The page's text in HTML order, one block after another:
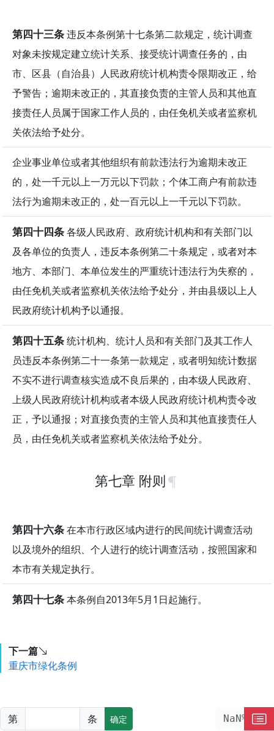
第四十三条违反本条例第十七条第二款规定，统计调查
对象未按规定建立统计关系、接受统计调查任务的，由
市、区县（自治县）人民政府统计机构责令限期改正，给
予警告；逾期未改正的，其直接负责的主管人员和其他直
接责任人员属于国家工作人员的，由任免机关或者监察机
关依法给予处分。
企业事业单位或者其他组织有前款违法行为逾期未改正
的，处一千元以上一万元以下罚款；个体工商户有前款违
法行为逾期未改正的，处一百元以上一千元以下罚款。
第四十四条各级人民政府、政府统计机构和有关部门以
及各单位的负责人，违反本条例第二十条规定，或者对本
地方、本部门、本单位发生的严重统计违法行为失察的，
由任免机关或者监察机关依法给予处分，并由县级以上人
民政府统计机构予以通报。
第四十五条统计机构、统计人员和有关部门及其工作人
员违反本条例第二十一条第一款规定，或者明知统计数据
不实不进行调查核实造成不良后果的，由本级人民政府、
上级人民政府统计机构或者本级人民政府统计机构责令改
正，予以通报；对直接负责的主管人员和其他直接责任人
员，由任免机关或者监察机关依法给予处分。
第七章 附则
第四十六条在本市行政区域内进行的民间统计调查活动
以及境外的组织、个人进行的统计调查活动，按照国家和
本市有关规定执行。
第四十七条本条例自2013年5月1日起施行。
下一篇
重庆市绿化条例
第 条 确定 NaN%